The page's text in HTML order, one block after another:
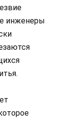
инженеры